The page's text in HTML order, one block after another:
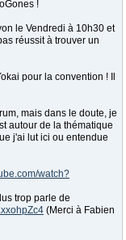
!
le Vendredi à 10h30 et
réussit à trouver un
pour la convention ! Il
mais dans le doute, je
autour de la thématique
j'ai lut ici ou entendue
watch?
trop parle de
(Merci à Fabien